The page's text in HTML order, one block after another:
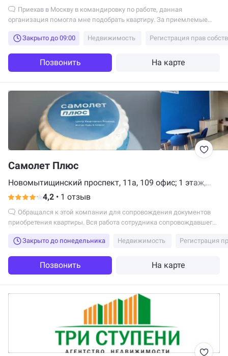
организация помогла мне подобрать квартиру. За приемлемые
профессиональные качества!
Закрыто до 09:00 Недвижимость Регистрация прав
Позвонить На карте
Самолет Плюс
Новомытищинский проспект, 11а, 109 офис; 1 этаж,
Мытищи 4,2 • 1 отзыв
приобретения квартиры. Вся работа сотрудника сопровождавшего
Закрыто до понедельника
Недвижимость Регистрация
Позвонить На карте